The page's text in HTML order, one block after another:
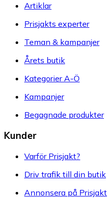
Artiklar
Prisjakts experter
Teman & kampanjer
Årets butik
Kategorier A-Ö
Kampanjer
Begagnade produkter
Kunder
Varför Prisjakt?
Driv trafik till din butik
Annonsera på Prisjakt